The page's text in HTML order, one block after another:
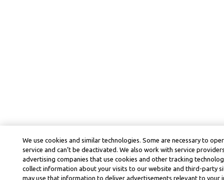
We use cookies and similar technologies. Some are necessary to
service and can’t be deactivated. We also work with service
advertising companies that use cookies and other tracking
collect information about your visits to our website and third-party
may use that information to deliver advertisements relevant to your